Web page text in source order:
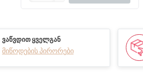
ᲕᲐᲬᲕᲓᲘᲗ ᲧᲕᲔᲚᲒᲐᲜ
მიწოდების პირორები